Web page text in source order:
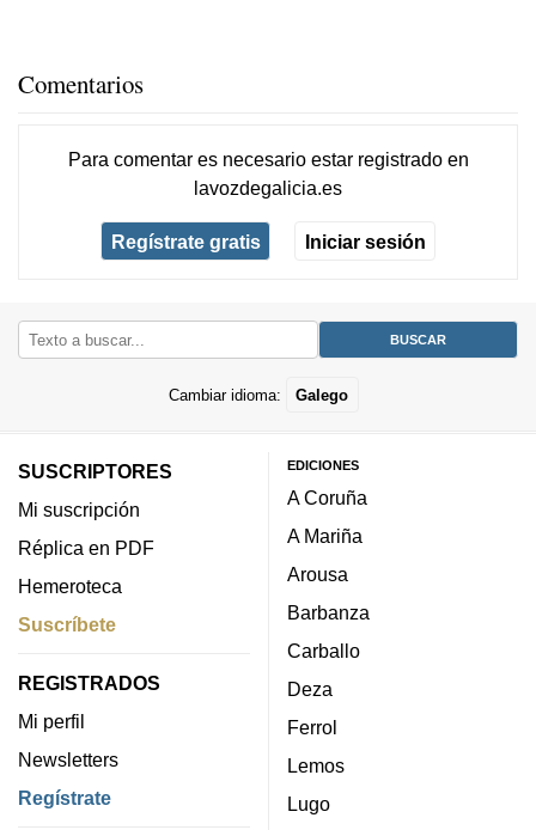
Comentarios
Para comentar es necesario estar registradoen
lavozdegalicia.es
Regístrate gratis Iniciar sesión
Cambiar idioma: Galego
SUSCRIPTORES
Mi suscripción
Réplica en PDF
Hemeroteca
Suscríbete
REGISTRADOS
Mi perfil
Newsletters
Regístrate
EDICIONES
A Coruña
A Mariña
Arousa
Barbanza
Carballo
Deza
Ferrol
Lemos
Lugo